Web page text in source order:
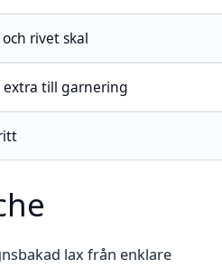
rivet skal
extra till garnering
lax från enklare